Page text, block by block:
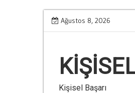
Skip
to
Ağustos 8, 2026
Kumar
Kişisel Başarı